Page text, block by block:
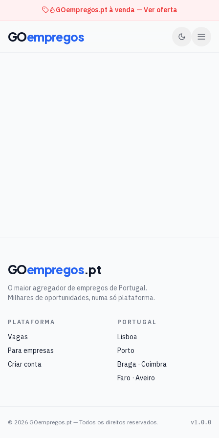
GOempregos.pt à venda — Ver oferta
GOempregos
GOempregos.pt
O maior agregador de empregos de Portugal.
Milhares de oportunidades, numa só plataforma.
PLATAFORMA
Vagas
Para empresas
Criar conta
PORTUGAL
Lisboa
Porto
Braga · Coimbra
Faro · Aveiro
© 2026 GOempregos.pt — Todos os direitos reservados. v1.0.0